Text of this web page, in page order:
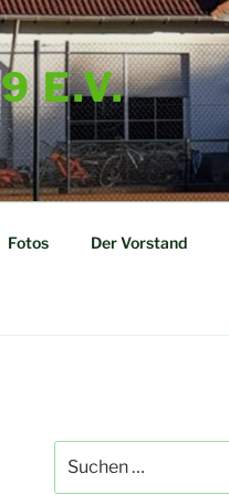
E.V.
Fotos Der Vorstand
nach: